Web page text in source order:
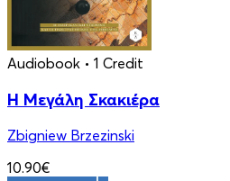
Audiobook • 1 Credit
Η Μεγάλη Σκακιέρα
Zbigniew Brzezinski
10.90€